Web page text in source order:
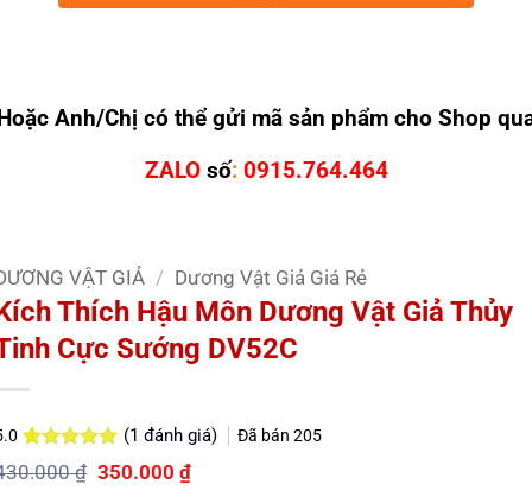
Anh/Chị có thể gửi mã sản phẩm cho Shop
ZALO số: 0915.764.464
VẬT GIẢ / Dương Vật Giả Giá Rẻ
Thích Hậu Môn Dương Vật Giả Thủy
Cực Sướng DV52C
5.0trên 5
dựa trên
1
(1 đánh giá) Đã bán 205
₫ Giá
350.000₫Giá